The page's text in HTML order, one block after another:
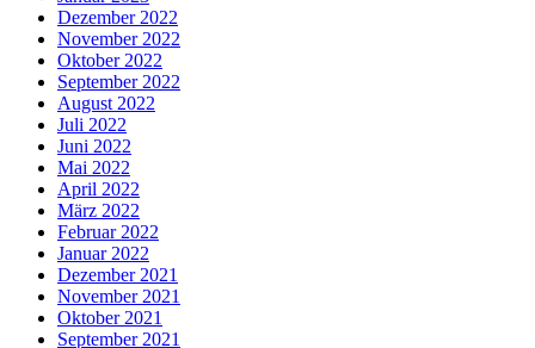
Dezember 2022
November 2022
Oktober 2022
September 2022
August 2022
Juli 2022
Juni 2022
Mai 2022
April 2022
März 2022
Februar 2022
Januar 2022
Dezember 2021
November 2021
Oktober 2021
September 2021